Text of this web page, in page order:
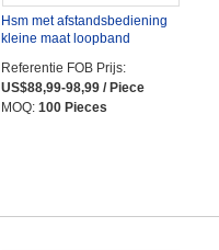
Hsm met afstandsbediening
kleine maat loopband
Referentie FOB Prijs:
US$88,99-98,99 / Piece
MOQ: 100 Pieces